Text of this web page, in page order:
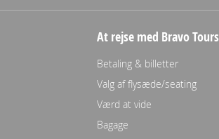
At rejse med Bravo Tours
Betaling & billetter
Valg af flysæde/seating
Værd at vide
Bagage